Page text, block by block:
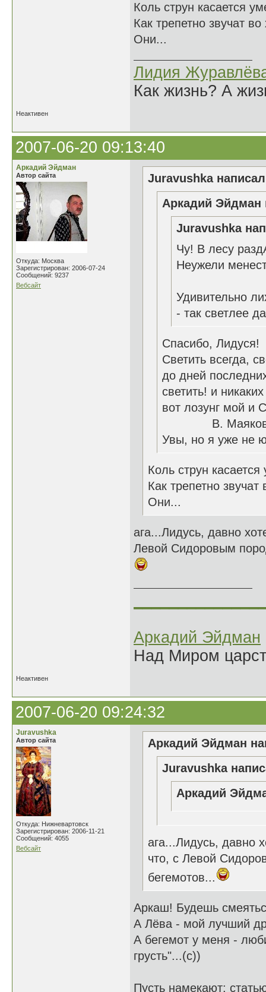
Коль струн касается
Как трепетно звучат
Они...
Лидия
Как жизнь? А
Неактивен
2007-06-20 09:13:40
Аркадий Эйдман
Автор сайта
Откуда: Москва
Зарегистрирован: 2006-07-24
Сообщений: 9237
Вебсайт
Juravushka
Аркадий Эйдман
Juravushka
Чу! В лесу
Неужели
Удивительно
- так светлее
Спасибо, Лидуся!
Светить всегда,
до дней
светить! и
вот лозунг мой и
В.
Увы, но я уже не
Коль струн
Как трепетно звучат
Они...
ага...Лидусь, давно
Левой Сидоровым
Аркадий Эйдман
Над Миром
Неактивен
2007-06-20 09:24:32
Juravushka
Автор сайта
Откуда: Нижневартовск
Зарегистрирован: 2006-11-21
Сообщений: 4055
Вебсайт
Аркадий Эйдман
Juravushka
Аркадий
ага...Лидусь, давно
что, с Левой
бегемотов...
Аркаш! Будешь
А Лёва - мой лучший
А бегемот у меня -
грусть"...(с))
Пусть намекают: